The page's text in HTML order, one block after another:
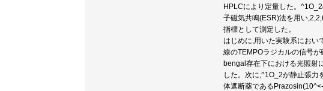
HPLCにより定量した。
子磁気共鳴(ESR)法を用い
指標として測定した。
はじめに,用いた実験系にお
線のTEMPOラジカルの信号
bengal存在下における光照射
した。次に,^1O_2が静止張
体遮断薬である